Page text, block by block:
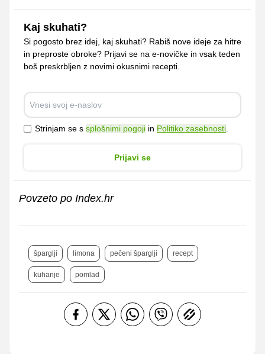
Kaj skuhati?
Si pogosto brez idej, kaj skuhati? Rabiš nove ideje za hitre
in preproste obroke? Prijavi se na e-novičke in vsak teden
boš preskrbljen z novimi okusnimi recepti.
Strinjam se s splošnimi pogoji in Politiko zasebnosti
Prijavi se
Povzeto po Index.hr
šparglji limona pečeni šparglji recept
kuhanje pomlad